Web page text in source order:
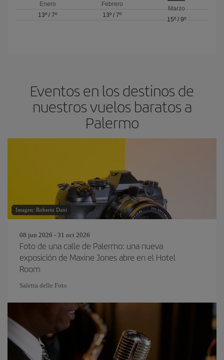
Enero
13º /7º
Febrero
13º / 7º
Marzo
15º/ 9º
Eventos en los destinos de
nuestros vuelos baratos a
Palermo
Imagen: Roberto Dani
08 jun 2026 - 31 oct 2026
Foto de una calle de Palermo: una nueva
exposición de Maxine Jones abre en el Hotel
Room
Saletta delle Foto